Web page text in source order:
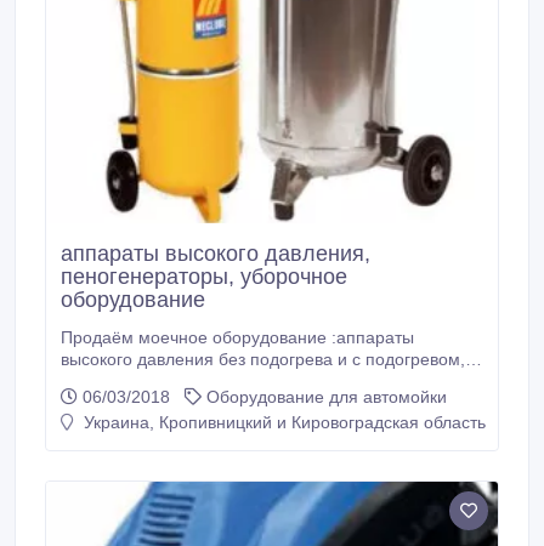
аппараты высокого давления,
пеногенераторы, уборочное
оборудование
Продаём моечное оборудование :аппараты
высокого давления без подогрева и с подогревом,
распылители (пневмо и ручные), автоматические
мойки, автоматические мойки, автоматические
автоматические моечные комплексы, мойки колес
легковых автомобилей.
06/03/2018
Оборудование для автомойки
Украина, Кропивницкий и Кировоградская область